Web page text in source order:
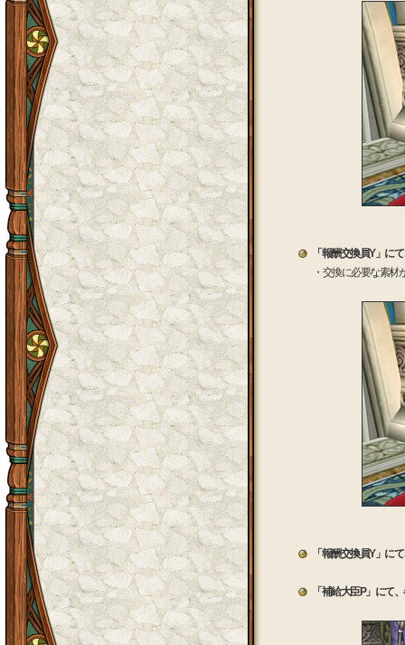
「報酬交換員Y」
・交換に必要な素材
「報酬交換員Y」に
「補給大臣P」に